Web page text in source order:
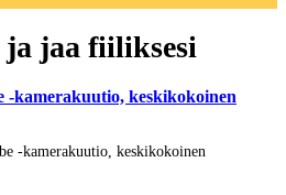
ja jaa fiiliksesi
-kamerakuutio, keskikokoinen
-kamerakuutio, keskikokoinen